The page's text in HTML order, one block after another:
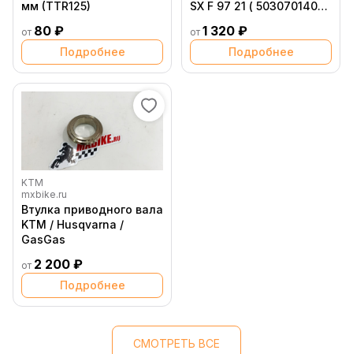
мм (TTR125)
от 80 ₽
Подробнее
SX F 97 21 ( 50307014000
от 1 320 ₽
Подробнее
KTM
mxbike.ru
Втулка приводного вала
KTM / Husqvarna /
GasGas
от 2 200 ₽
Подробнее
СМОТРЕТЬ ВСЕ